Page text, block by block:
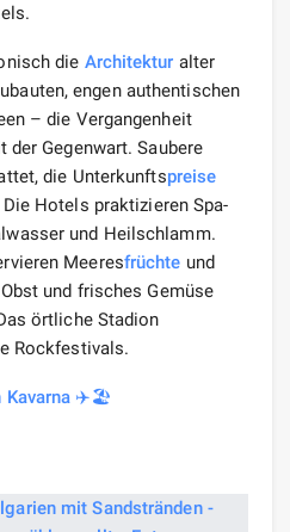
die Architektur alter
engen authentischen
– die Vergangenheit
Gegenwart. Saubere
die Unterkunftspreise
Hotels praktizieren Spa-
und Heilschlamm.
Meeresfrüchte und
und frisches Gemüse
örtliche Stadion
Rockfestivals.
Kavarna ✈️🏖️